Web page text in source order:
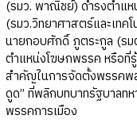
(รมว. พาณิชย์) ดำรงตำแห
(รมว.วิทยาศาสตร์และเทค
นายกอบศักดิ์ ภูตระกูล (ร
ตำแหน่งโฆษกพรรค หรือที่
สำคัญในการจัดตั้งพรรคพ
ดูด” ที่พลิกบทบาทรัฐบาลท
พรรคการเมือง